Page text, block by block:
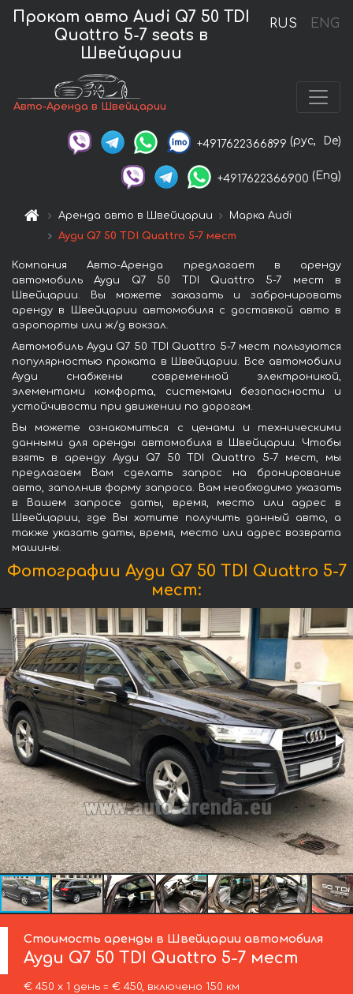
RUS ENG
Прокат авто Audi Q7 50 TDI
Quattro 5-7 seats в
Швейцарии
Авто-Аренда в Швейцарии
+4917622366899 (рус, De)
+4917622366900 (Eng)
Аренда авто в Швейцарии
Марка Audi
Ауди Q7 50 TDI Quattro 5-7 мест
Компания Авто-Аренда предлагает в аренду
автомобиль Ауди Q7 50 TDI Quattro 5-7 мест в
Швейцарии. Вы можете заказать и забронировать
аренду в Швейцарии автомобиля с доставкой авто в
аэропорты или ж/д вокзал.
Автомобиль Ауди Q7 50 TDI Quattro 5-7 мест пользуются
популярностью проката в Швейцарии. Все автомобили
Ауди снабжены современной электроникой,
элементами комфорта, системами безопасности и
устойчивости при движении по дорогам.
Вы можете ознакомиться с ценами и техническими
данными для аренды автомобиля в Швейцарии. Чтобы
взять в аренду Ауди Q7 50 TDI Quattro 5-7 мест, мы
предлагаем Вам сделать запрос на бронирование
авто, заполнив форму запроса. Вам необходимо указать
в Вашем запросе даты, время, место или адрес в
Швейцарии, где Вы хотите получить данный авто, а
также указать даты, время, место или адрес возврата
машины.
Фотографии Ауди Q7 50 TDI Quattro 5-7
мест:
Стоимость аренды в Швейцарии автомобиля
Ауди Q7 50 TDI Quattro 5-7 мест
€ 450 х 1 день = € 450, включено 150 км